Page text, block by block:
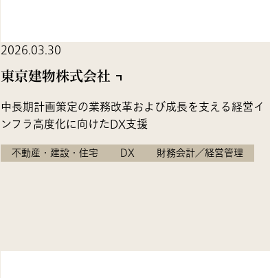
2026.03.30
東京建物株式会社
中長期計画策定の業務改革および成長を支える経営イ
ンフラ高度化に向けたDX支援
不動産・建設・住宅 DX 財務会計／経営管理